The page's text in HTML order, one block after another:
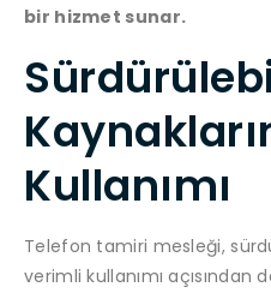
bir hizmet sunar.
Kullanımı
Telefon tamiri mesleği,
verimli kullanımı